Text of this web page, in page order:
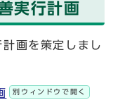
実行計画
画を策定しまし
別ウィンドウで開く